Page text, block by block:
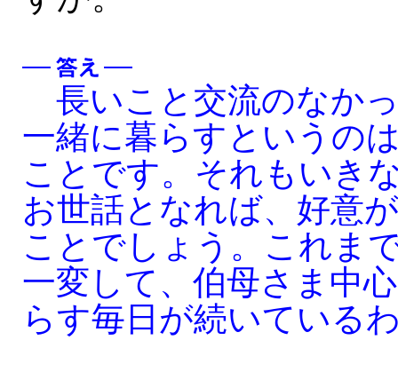
長いこと交流のなか
一緒に暮らすというの
ことです。それもいき
お世話となれば、好意
ことでしょう。これま
一変して、伯母さま中
らす毎日が続いている